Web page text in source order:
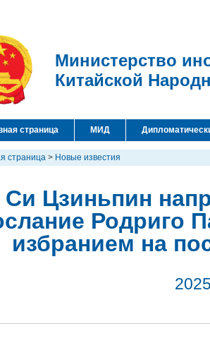
Министерство
Китайской
страница МИД
страница > Новые известия
Си Цзиньпин
Родриго
избранием на